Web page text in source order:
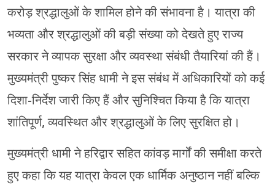
करोड़ श्रद्धालुओं के शामिल होने की संभावना है। यात्रा की
भव्यता और श्रद्धालुओं की बड़ी संख्या को देखते हुए राज्य
सरकार ने व्यापक सुरक्षा और व्यवस्था संबंधी तैयारियां की हैं।
मुख्यमंत्री पुष्कर सिंह धामी ने इस संबंध में अधिकारियों को कई
दिशा-निर्देश जारी किए हैं और सुनिश्चित किया है कि यात्रा
शांतिपूर्ण, व्यवस्थित और श्रद्धालुओं के लिए सुरक्षित हो।
मुख्यमंत्री धामी ने हरिद्वार सहित कांवड़ मार्गों की समीक्षा करते
हुए कहा कि यह यात्रा केवल एक धार्मिक अनुष्ठान नहीं बल्कि